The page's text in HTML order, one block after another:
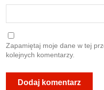
Zapamiętaj moje dane w tej
kolejnych komentarzy.